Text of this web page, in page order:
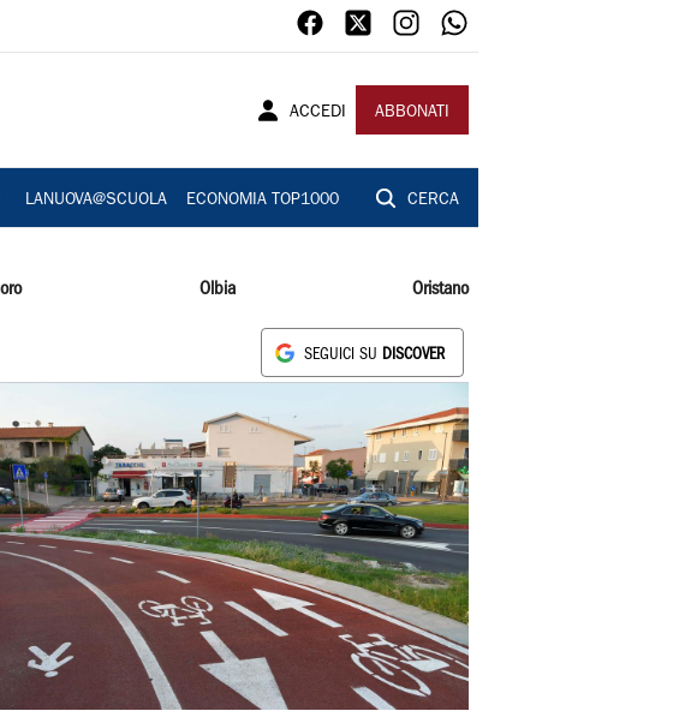
ACCEDI ABBONATI
LANUOVA@SCUOLA ECONOMIA TOP1000 CERCA
Olbia Oristano
SEGUICI SU DISCOVER